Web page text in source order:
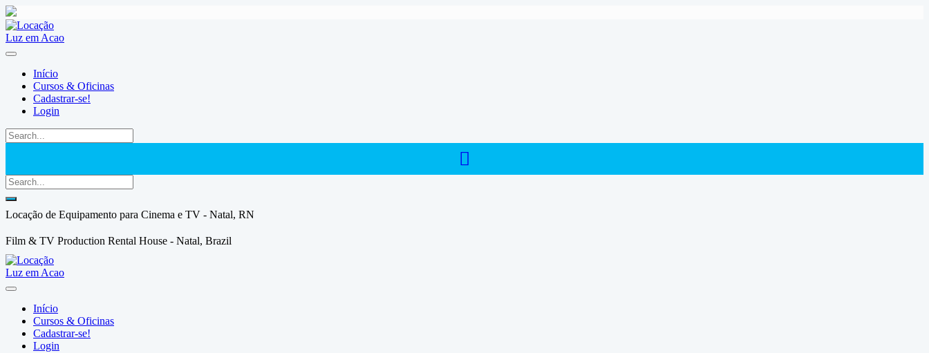
Skip
to
content
Início
Cursos & Oficinas
Cadastrar-se!
Login
Locação de Equipamento para Cinema e TV - Natal, RN
Film & TV Production Rental House - Natal, Brazil
Início
Cursos & Oficinas
Cadastrar-se!
Login